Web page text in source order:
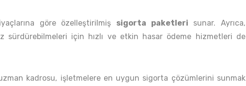
göre özelleştirilmiş sigorta paketleri sunar. Ayrıca,
sürdürebilmeleri için hızlı ve etkin hasar ödeme hizmetleri de
kadrosu, işletmelere en uygun sigorta çözümlerini sunmak